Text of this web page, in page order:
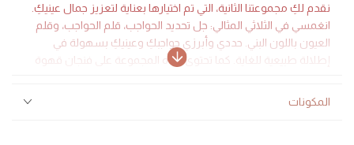
نقدم لكِ مجموعتنا الثانية، التي تم اختيارها بعناية لتعزيز جمال عينيكِ.
انغمسي في الثلاثي المثالي: جل تحديد الحواجب، قلم الحواجب، وقلم
العيون باللون البني. حددي وأبرزي حواجبكِ وعينيكِ بسهولة في
إطلالة طبيعية للغاية. كما تحتوي هذه المجموعة على فنجان قهوة
هذه المجموعة تتضمن:
المكونات